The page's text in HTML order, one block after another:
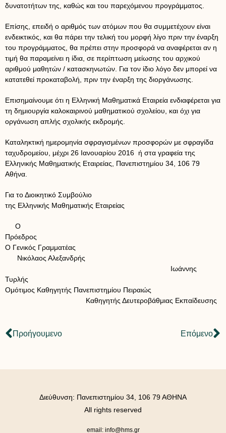
δυνατοτήτων της, καθώς και του παρεχόμενου προγράμματος.
Επίσης, επειδή ο αριθμός των ατόμων που θα συμμετέχουν είναι
ενδεικτικός, και θα πάρει την τελική του μορφή λίγο πριν την έναρξη
του προγράμματος, θα πρέπει στην προσφορά να αναφέρεται αν η
τιμή θα παραμείνει η ίδια, σε περίπτωση μείωσης του αρχικού
αριθμού μαθητών / κατασκηνωτών. Για τον ίδιο λόγο δεν μπορεί να
κατατεθεί προκαταβολή, πριν την έναρξη της διοργάνωσης.
Επισημαίνουμε ότι η Ελληνική Μαθηματικά Εταιρεία ενδιαφέρεται για
τη δημιουργία καλοκαιρινού μαθηματικού σχολείου, και όχι για
οργάνωση απλής σχολικής εκδρομής.
Καταληκτική ημερομηνία σφραγισμένων προσφορών με σφραγίδα
ταχυδρομείου, μέχρι 26 Ιανουαρίου 2016 ή στα γραφεία της
Ελληνικής Μαθηματικής Εταιρείας, Πανεπιστημίου 34, 106 79
Αθήνα.
Για το Διοικητικό Συμβούλιο
της Ελληνικής Μαθηματικής Εταιρείας
Ο
Πρόεδρος
Ο Γενικός Γραμματέας
Νικόλαος Αλεξανδρής
Ιωάννης
Τυρλής
Ομότιμος Καθηγητής Πανεπιστημίου Πειραιώς
Καθηγητής Δευτεροβάθμιας Εκπαίδευσης
Προήγουμενο Επόμενο
email: info@hms.gr
Διεύθυνση: Πανεπιστημίου 34, 106 79 ΑΘΗΝΑ
All rights reserved